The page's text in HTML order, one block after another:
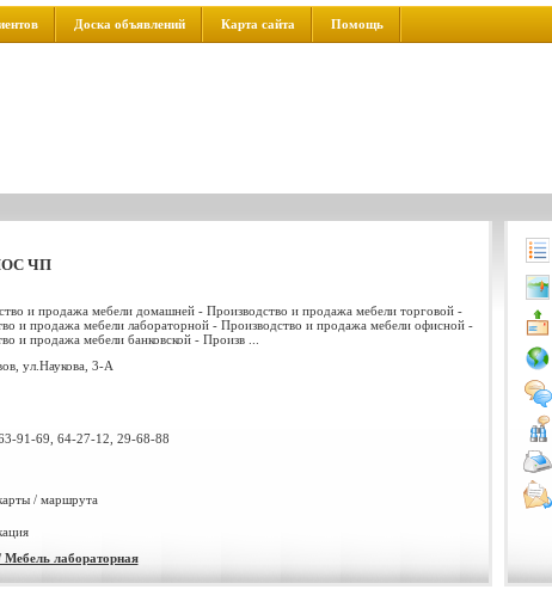
Доска объявлений Карта сайта Помощь
ЧП
и продажа мебели домашней - Производство и продажа мебели торговой -
и продажа мебели лабораторной - Производство и продажа мебели офисной -
и продажа мебели банковской - Произв ...
ул.Наукова, 3-А
91-69, 64-27-12, 29-68-88
/ маршрута
Мебель лабораторная